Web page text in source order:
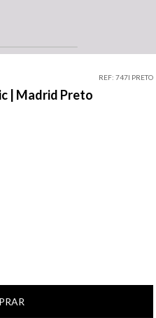
REF: 747I PRETO
| Madrid Preto